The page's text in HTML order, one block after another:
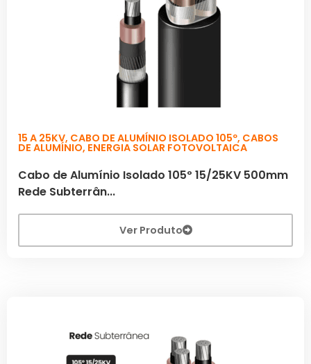
15 A 25KV, CABO DE ALUMÍNIO ISOLADO 105º, CABOS
DE ALUMÍNIO, ENERGIA SOLAR FOTOVOLTAICA
Cabo de Alumínio Isolado 105º 15/25KV 500mm
Rede Subterrân...
Ver Produto